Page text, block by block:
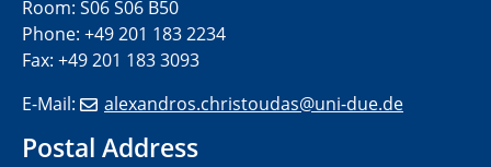
Room: S06 S06 B50
Phone: +49 201 183 2234
Fax: +49 201 183 3093
E-Mail:
alexandros.christoudas@uni-due.de
Postal Address